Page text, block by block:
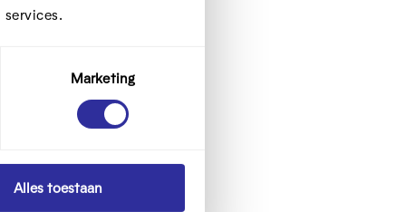
Marketing
Alles toestaan